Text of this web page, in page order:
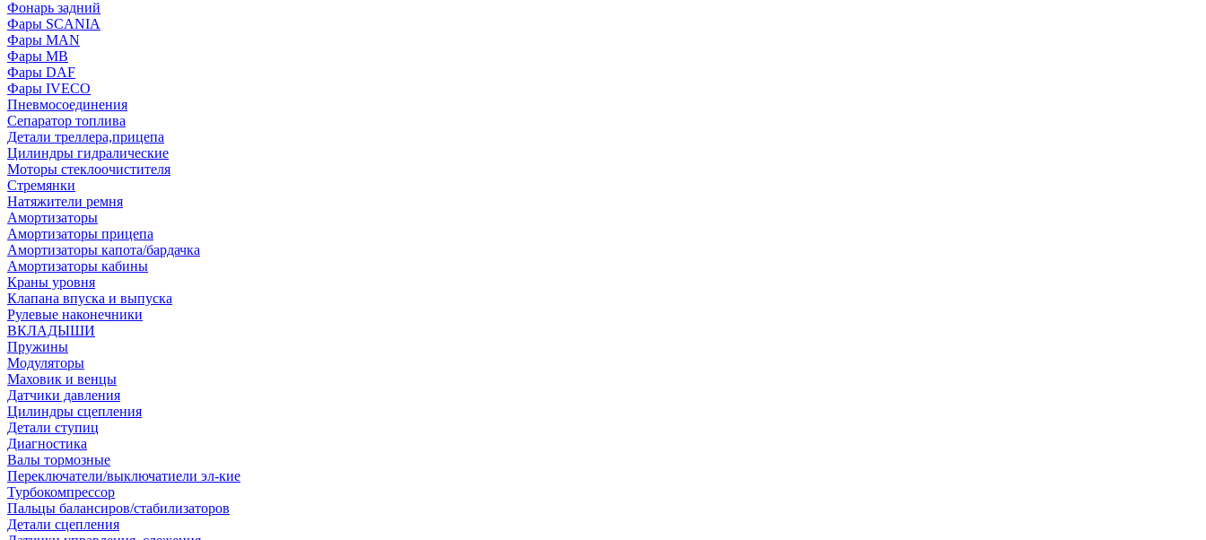
Фонарь задний
Фары SCANIA
Фары MAN
Фары MB
Фары DAF
Фары IVECO
Пневмосоединения
Сепаратор топлива
Детали треллера,прицепа
Цилиндры гидралические
Моторы стеклоочистителя
Стремянки
Натяжители ремня
Амортизаторы
Амортизаторы прицепа
Амортизаторы капота/бардачка
Амортизаторы кабины
Краны уровня
Клапана впуска и выпуска
Рулевые наконечники
ВКЛАДЫШИ
Пружины
Модуляторы
Маховик и венцы
Датчики давления
Цилиндры сцепления
Детали ступиц
Диагностика
Валы тормозные
Переключатели/выключатиели эл-кие
Турбокомпрессор
Пальцы балансиров/стабилизаторов
Детали сцепления